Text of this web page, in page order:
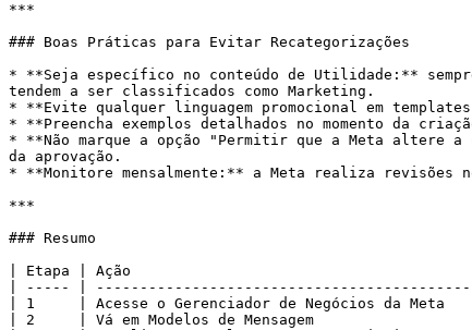
***
### Boas Práticas para Evitar Recategorizações
* **Seja específico no conteúdo de Utilidade:**
tendem a ser classificados como Marketing.
* **Evite qualquer linguagem promocional em
* **Preencha exemplos detalhados no momento da
* **Não marque a opção "Permitir que a Meta altere
da aprovação.
* **Monitore mensalmente:** a Meta realiza revisões
***
### Resumo
| Etapa | Ação
| ----- |
| 1     | Acesse o Gerenciador de Negócios da
| 2     | Vá em Modelos de Mensagem